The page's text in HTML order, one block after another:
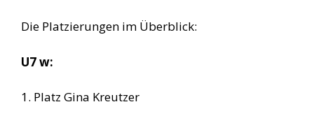
Die Platzierungen im Überblick:
U7 w:
1. Platz Gina Kreutzer